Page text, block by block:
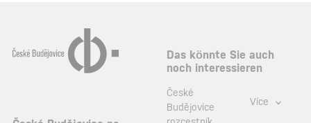
Das könnte Sie auch
noch interessieren
České
Budějovice
Více